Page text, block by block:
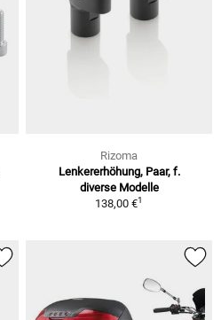
Rizoma
Lenkererhöhung, Paar, f.
diverse Modelle
138,00 €1